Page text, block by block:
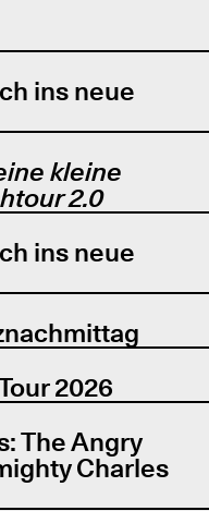
ins neue
kleine
2.0
ins neue
2026
The Angry
Charles